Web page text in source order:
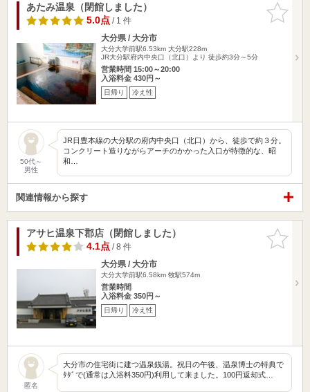
お気に入
りに追加
あたみ温泉（閉館しました）
5.0点/ 1 件
大分県 / 大分市
大分大学前駅6.53km 大分駅228m
JR大分駅府内中央口（北口）より 徒歩約3分～5分
営業時間 15:00～20:00
入浴料金 430円～
日帰り 冷え性
50代～
男性
JR日豊本線の大分駅の府内中央口（北口）から、徒歩で約３分。
コンクリート造りながらアーチのかかった入口が特徴的な、昭
和…
関連情報から探す
お気に入
りに追加
アサヒ温泉下郡店（閉館しました）
4.1点/ 8 件
大分県 / 大分市
大分大学前駅6.58km 牧駅574m
営業時間
入浴料金 350円～
日帰り 冷え性
匿名
大分市の住宅街に建つ温泉銭湯。祝日の午後、温泉博士の特典で
ﾀﾀﾞで(通常は入浴料350円)利用して来ました。100円返却式…